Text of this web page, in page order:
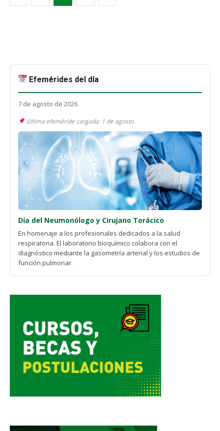
Efemérides del día
7 de agosto de 2026
Última efeméride cargada: 1 de agosto
Día del Neumonólogo y Cirujano Torácico
En homenaje a los profesionales dedicados a la salud
respiratoria. El laboratorio bioquímico colabora con el
diagnóstico mediante la gasometría arterial y los estudios de
función pulmonar.